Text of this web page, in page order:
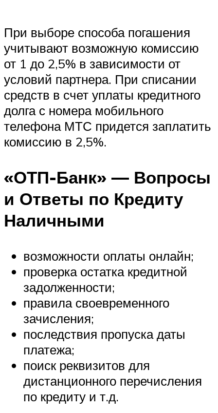
При выборе способа погашения
учитывают возможную комиссию
от 1 до 2,5% в зависимости от
условий партнера. При списании
средств в счет уплаты кредитного
долга с номера мобильного
телефона МТС придется заплатить
комиссию в 2,5%.
«ОТП-Банк» — Вопросы
и Ответы по Кредиту
Наличными
возможности оплаты онлайн;
проверка остатка кредитной
задолженности;
правила своевременного
зачисления;
последствия пропуска даты
платежа;
поиск реквизитов для
дистанционного перечисления
по кредиту и т.д.